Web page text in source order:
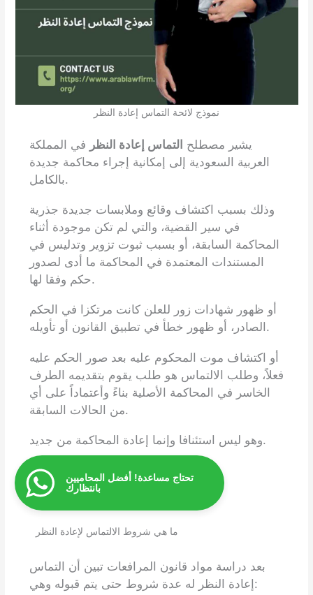
نموذج لائحة التماس إعادة النظر
يشير مصطلح التماس إعادة النظر في المملكة
العربية السعودية إلى إمكانية إجراء محاكمة جديدة
بالكامل.
وذلك بسبب اكتشاف وقائع وملابسات جديدة جذرية
في سير القضية، والتي لم تكن موجودة أثناء
المحاكمة السابقة، أو بسبب ثبوت تزوير وتدليس في
المستندات المعتمدة في المحاكمة ما أدى لصدور
حكم وفقا لها.
أو ظهور شهادات زور للعلن كانت مرتكزا في الحكم
الصادر، أو ظهور خطأ في تطبيق القانون أو تأويله.
أو اكتشاف موت المحكوم عليه بعد صور الحكم عليه
فعلاً، وطلب الالتماس هو طلب يقوم بتقديمه الطرف
الخاسر في المحاكمة الأصلية بناءً وأعتماداً على أي
من الحالات السابقة.
وهو ليس استئنافا وإنما إعادة المحاكمة من جديد.
تحتاج مساعدة! أفضل المحاميين
بانتظارك
ما هي شروط الالتماس لإعادة النظر
بعد دراسة مواد قانون المرافعات تبين أن التماس
إعادة النظر له عدة شروط حتى يتم قبوله وهي: